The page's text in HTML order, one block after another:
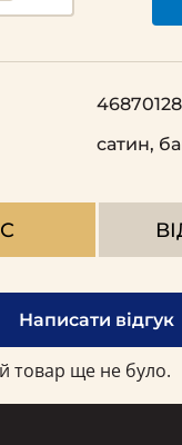
46870128
сатин,
Написати відгук
товар ще не було.